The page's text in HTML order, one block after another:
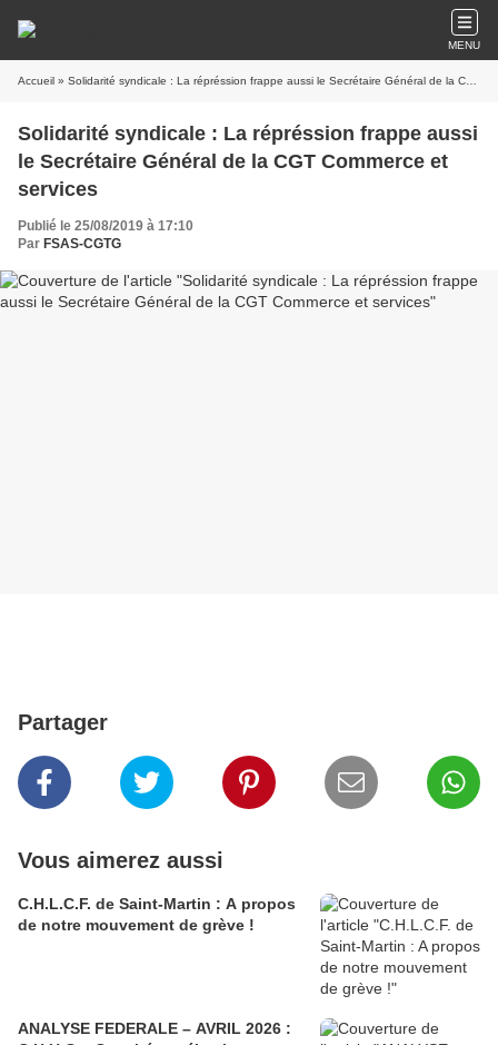
MENU
Accueil » Solidarité syndicale : La répréssion frappe aussi le Secrétaire Général de la CGT Commerce et services
Solidarité syndicale : La répréssion frappe aussi
le Secrétaire Général de la CGT Commerce et
services
Publié le 25/08/2019 à 17:10
Par FSAS-CGTG
Partager
Vous aimerez aussi
C.H.L.C.F. de Saint-Martin : A propos
de notre mouvement de grève !
ANALYSE FEDERALE – AVRIL 2026 :